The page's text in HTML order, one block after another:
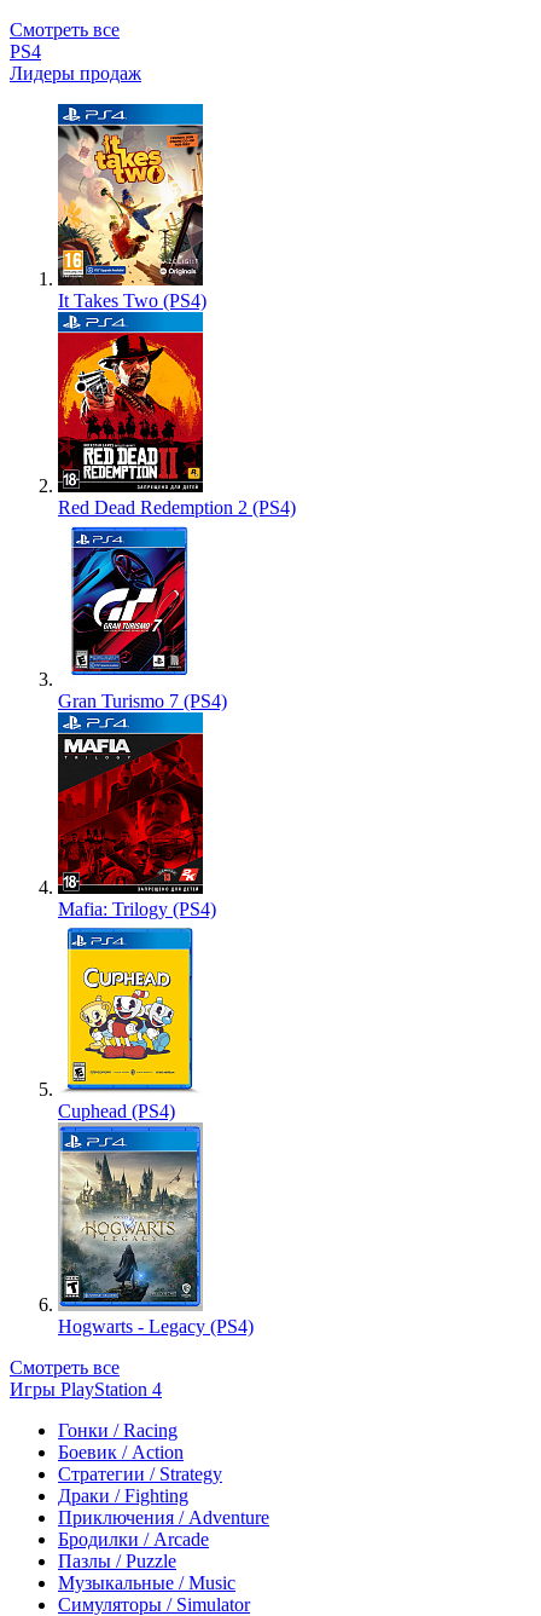
Смотреть все
PS4
Лидеры продаж
It Takes Two (PS4)
Red Dead Redemption 2 (PS4)
Gran Turismo 7 (PS4)
Mafia: Trilogy (PS4)
Cuphead (PS4)
Hogwarts - Legacy (PS4)
Смотреть все
Игры PlayStation 4
Гонки / Racing
Боевик / Action
Стратегии / Strategy
Драки / Fighting
Приключения / Adventure
Бродилки / Arcade
Пазлы / Puzzle
Музыкальные / Music
Симуляторы / Simulator